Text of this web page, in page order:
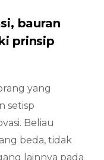
bauran
prinsip
yang
setisp
Beliau
beda, tidak
lainnya pada